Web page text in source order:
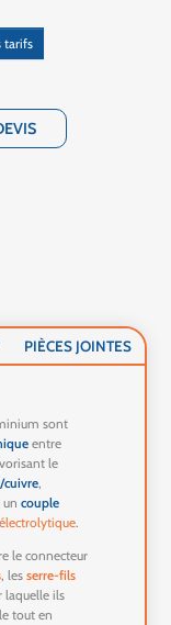
tarifs
PIÈCES JOINTES
sont
entre
le
cuivre,
uncouple
.
le connecteur
, lesserre-fils
laquelle ils
tout en